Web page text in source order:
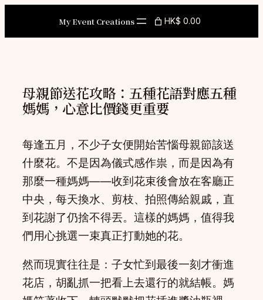
content
My Event Creations HK$ 0.00
母親節送花攻略：五種花語對應五種
媽媽，心意比價錢更重要
每逢五月，不少子女便開始苦惱母親節該送
什麼花。不是因為儀式感作祟，而是因為有
那麼一種媽媽——收到花束後會放在客廳正
中央，每天換水、剪枝、拍照傳給親戚，直
到花謝了仍捨不得丟。這樣的媽媽，值得我
們用心挑選一束真正打動她的花。
然而現實往往是：子女忙到最後一刻才衝進
花店，胡亂抓一把看上去還行的就結帳。媽